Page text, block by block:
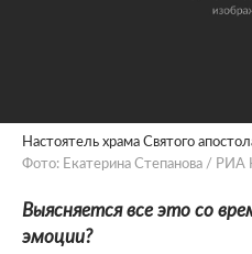
Настоятель храма Святого
Фото: Екатерина Степанова / РИА
Выясняется все это со
эмоции?